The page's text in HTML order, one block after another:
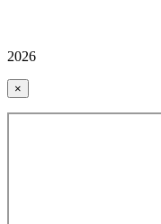
2026
×